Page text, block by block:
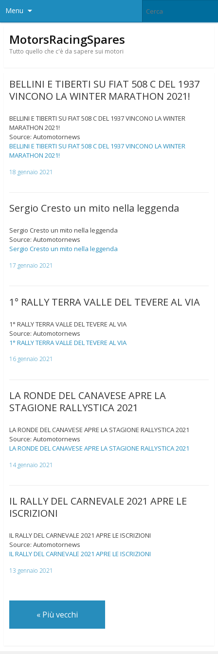
Menu
MotorsRacingSpares
Tutto quello che c'è da sapere sui motori
BELLINI E TIBERTI SU FIAT 508 C DEL 1937
VINCONO LA WINTER MARATHON 2021!
BELLINI E TIBERTI SU FIAT 508 C DEL 1937 VINCONO LA WINTER
MARATHON 2021!
Source: Automotornews
BELLINI E TIBERTI SU FIAT 508 C DEL 1937 VINCONO LA WINTER
MARATHON 2021!
18 gennaio 2021
Sergio Cresto un mito nella leggenda
Sergio Cresto un mito nella leggenda
Source: Automotornews
Sergio Cresto un mito nella leggenda
17 gennaio 2021
1° RALLY TERRA VALLE DEL TEVERE AL VIA
1° RALLY TERRA VALLE DEL TEVERE AL VIA
Source: Automotornews
1° RALLY TERRA VALLE DEL TEVERE AL VIA
16 gennaio 2021
LA RONDE DEL CANAVESE APRE LA
STAGIONE RALLYSTICA 2021
LA RONDE DEL CANAVESE APRE LA STAGIONE RALLYSTICA 2021
Source: Automotornews
LA RONDE DEL CANAVESE APRE LA STAGIONE RALLYSTICA 2021
14 gennaio 2021
IL RALLY DEL CARNEVALE 2021 APRE LE
ISCRIZIONI
IL RALLY DEL CARNEVALE 2021 APRE LE ISCRIZIONI
Source: Automotornews
IL RALLY DEL CARNEVALE 2021 APRE LE ISCRIZIONI
13 gennaio 2021
«Più vecchi